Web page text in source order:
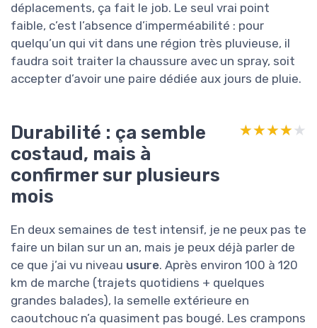
déplacements, ça fait le job. Le seul vrai point
faible, c’est l’absence d’imperméabilité : pour
quelqu’un qui vit dans une région très pluvieuse, il
faudra soit traiter la chaussure avec un spray, soit
accepter d’avoir une paire dédiée aux jours de pluie.
Durabilité : ça semble
costaud, mais à
confirmer sur plusieurs
mois
★★★★★
★★★★★
En deux semaines de test intensif, je ne peux pas te
faire un bilan sur un an, mais je peux déjà parler de
ce que j’ai vu niveau usure. Après environ 100 à 120
km de marche (trajets quotidiens + quelques
grandes balades), la semelle extérieure en
caoutchouc n’a quasiment pas bougé. Les crampons